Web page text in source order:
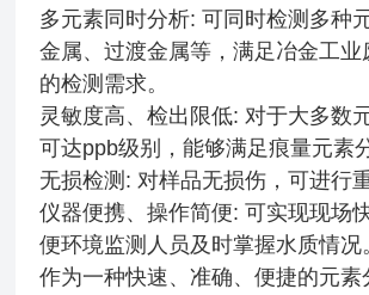
多元素同时分析: 可同时检测多种
金属、过渡金属等，满足冶金工
的检测需求。
灵敏度高、检出限低: 对于大多数
可达ppb级别，能够满足痕量元素
无损检测: 对样品无损伤，可进行
仪器便携、操作简便: 可实现现场
便环境监测人员及时掌握水质情况
作为一种快速、准确、便捷的元素